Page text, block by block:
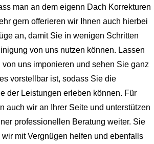
man an dem eigenn Dach Korrekturen
gern offerieren wir Ihnen auch hierbei
an, damit Sie in wenigen Schritten
von uns nutzen können. Lassen
uns imponieren und sehen Sie ganz
vorstellbar ist, sodass Sie die
der Leistungen erleben können. Für
auch wir an Ihrer Seite und unterstützen
professionellen Beratung weiter. Sie
mit Vergnügen helfen und ebenfalls